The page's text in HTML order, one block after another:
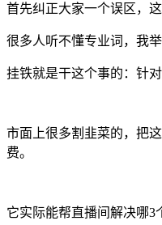
首先纠正大家一个误区，
很多人听不懂专业词，我
挂铁就是干这个事的：针
市面上很多割韭菜的，把
费。
它实际能帮直播间解决哪3